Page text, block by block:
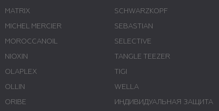
MATRIX
MICHEL MERCIER
MOROCCANOIL
NIOXIN
OLAPLEX
OLLIN
ORIBE
SCHWARZKOPF
SEBASTIAN
SELECTIVE
TANGLE TEEZER
TIGI
WELLA
ИНДИВИДУАЛЬНАЯ ЗАЩИТА